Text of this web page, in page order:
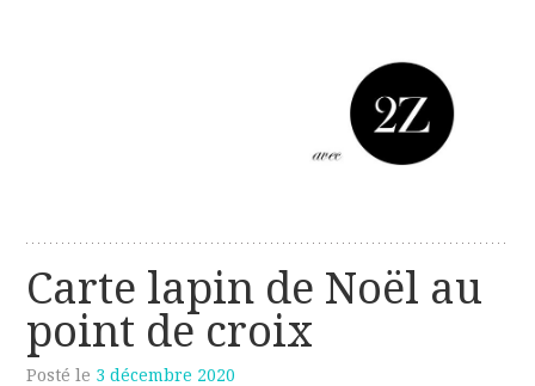
avec deux z
Carte lapin de Noël au
point de croix
Posté le 3 décembre 2020